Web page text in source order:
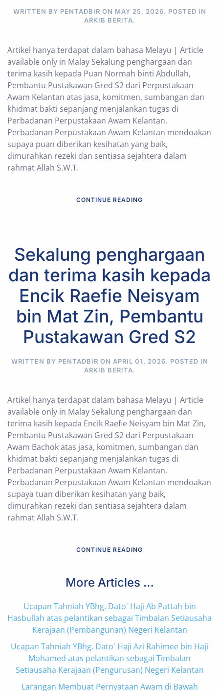
WRITTEN BY PENTADBIR ON MAY 25, 2026. POSTED IN
ARKIB BERITA.
Artikel hanya terdapat dalam bahasa Melayu | Article
available only in Malay Sekalung penghargaan dan
terima kasih kepada Puan Normah binti Abdullah,
Pembantu Pustakawan Gred S2 dari Perpustakaan
Awam Kelantan atas jasa, komitmen, sumbangan dan
khidmat bakti sepanjang menjalankan tugas di
Perbadanan Perpustakaan Awam Kelantan.
Perbadanan Perpustakaan Awam Kelantan mendoakan
supaya puan diberikan kesihatan yang baik,
dimurahkan rezeki dan sentiasa sejahtera dalam
rahmat Allah S.W.T.
CONTINUE READING
Sekalung penghargaan
dan terima kasih kepada
Encik Raefie Neisyam
bin Mat Zin, Pembantu
Pustakawan Gred S2
WRITTEN BY PENTADBIR ON APRIL 01, 2026. POSTED IN
ARKIB BERITA.
Artikel hanya terdapat dalam bahasa Melayu | Article
available only in Malay Sekalung penghargaan dan
terima kasih kepada Encik Raefie Neisyam bin Mat Zin,
Pembantu Pustakawan Gred S2 dari Perpustakaan
Awam Bachok atas jasa, komitmen, sumbangan dan
khidmat bakti sepanjang menjalankan tugas di
Perbadanan Perpustakaan Awam Kelantan.
Perbadanan Perpustakaan Awam Kelantan mendoakan
supaya tuan diberikan kesihatan yang baik,
dimurahkan rezeki dan sentiasa sejahtera dalam
rahmat Allah S.W.T.
CONTINUE READING
More Articles …
Ucapan Tahniah YBhg. Dato' Haji Ab Pattah bin
Hasbullah atas pelantikan sebagai Timbalan Setiausaha
Kerajaan (Pembangunan) Negeri Kelantan
Ucapan Tahniah YBhg. Dato' Haji Azi Rahimee bin Haji
Mohamed atas pelantikan sebagai Timbalan
Setiausaha Kerajaan (Pengurusan) Negeri Kelantan
Larangan Membuat Pernyataan Awam di Bawah